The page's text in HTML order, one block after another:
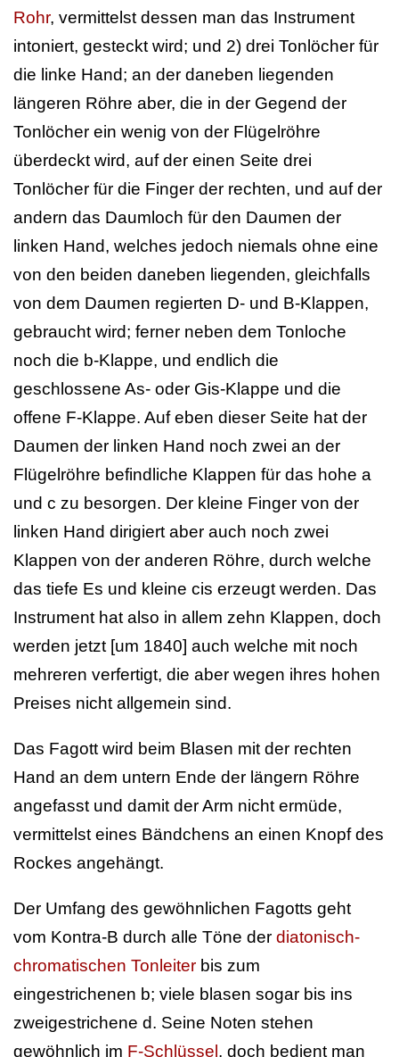
Rohr, vermittelst dessen man das Instrument
intoniert, gesteckt wird; und 2) drei Tonlöcher für
die linke Hand; an der daneben liegenden
längeren Röhre aber, die in der Gegend der
Tonlöcher ein wenig von der Flügelröhre
überdeckt wird, auf der einen Seite drei
Tonlöcher für die Finger der rechten, und auf der
andern das Daumloch für den Daumen der
linken Hand, welches jedoch niemals ohne eine
von den beiden daneben liegenden, gleichfalls
von dem Daumen regierten D- und B-Klappen,
gebraucht wird; ferner neben dem Tonloche
noch die b-Klappe, und endlich die
geschlossene As- oder Gis-Klappe und die
offene F-Klappe. Auf eben dieser Seite hat der
Daumen der linken Hand noch zwei an der
Flügelröhre befindliche Klappen für das hohe a
und c zu besorgen. Der kleine Finger von der
linken Hand dirigiert aber auch noch zwei
Klappen von der anderen Röhre, durch welche
das tiefe Es und kleine cis erzeugt werden. Das
Instrument hat also in allem zehn Klappen, doch
werden jetzt [um 1840] auch welche mit noch
mehreren verfertigt, die aber wegen ihres hohen
Preises nicht allgemein sind.
Das Fagott wird beim Blasen mit der rechten
Hand an dem untern Ende der längern Röhre
angefasst und damit der Arm nicht ermüde,
vermittelst eines Bändchens an einen Knopf des
Rockes angehängt.
Der Umfang des gewöhnlichen Fagotts geht
vom Kontra-B durch alle Töne der diatonisch-
chromatischen Tonleiter bis zum
eingestrichenen b; viele blasen sogar bis ins
zweigestrichene d. Seine Noten stehen
gewöhnlich im F-Schlüssel , doch bedient man